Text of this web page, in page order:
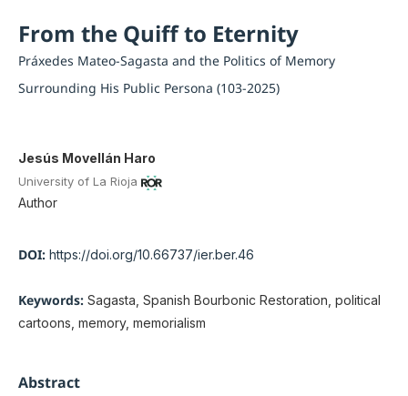
From the Quiff to Eternity
Práxedes Mateo-Sagasta and the Politics of Memory
Surrounding His Public Persona (103-2025)
Jesús Movellán Haro
University of La Rioja
Author
DOI: https://doi.org/10.66737/ier.ber.46
Keywords: Sagasta, Spanish Bourbonic Restoration, political
cartoons, memory, memorialism
Abstract